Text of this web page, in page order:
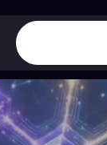
搜
尋